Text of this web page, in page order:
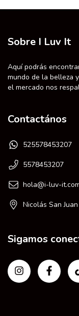
Sobre I Luv It
Aquí podrás
mundo de la belleza
el mercado nos
Contactános
525578453207
5578453207
hola@i-luv-
Nicolás San Juan
Sigamos